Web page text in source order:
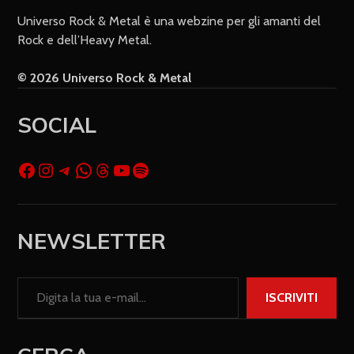
Universo Rock & Metal è una webzine per gli amanti del
Rock e dell’Heavy Metal.
© 2026 Universo Rock & Metal
SOCIAL
NEWSLETTER
ISCRIVITI